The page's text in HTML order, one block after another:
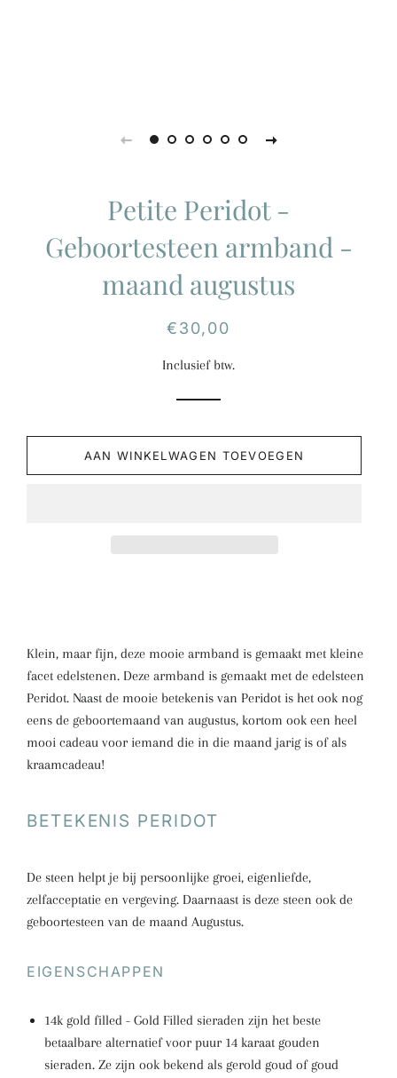
Petite Peridot -
Geboortesteen armband -
maand augustus
Normale
Aanbiedingsprijs
€30,00
Inclusief btw.
AAN WINKELWAGEN TOEVOEGEN
Klein, maar fijn, deze mooie armband is gemaakt met kleine
facet edelstenen. Deze armband is gemaakt met de edelsteen
Peridot. Naast de mooie betekenis van Peridot is het ook nog
eens de geboortemaand van augustus, kortom ook een heel
mooi cadeau voor iemand die in die maand jarig is of als
kraamcadeau!
BETEKENIS PERIDOT
De steen helpt je bij persoonlijke groei, eigenliefde,
zelfacceptatie en vergeving. Daarnaast is deze steen ook de
geboortesteen van de maand Augustus.
EIGENSCHAPPEN
14k gold filled - Gold Filled sieraden zijn het beste
betaalbare alternatief voor puur 14 karaat gouden
sieraden. Ze zijn ook bekend als gerold goud of goud